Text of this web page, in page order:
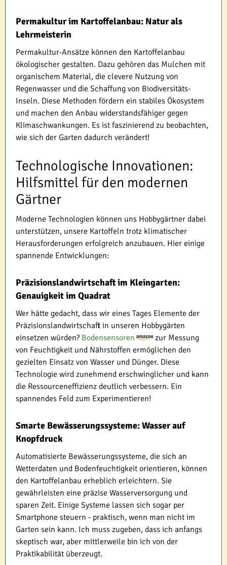
Permakultur im Kartoffelanbau: Natur als
Lehrmeisterin
Permakultur-Ansätze können den Kartoffelanbau
ökologischer gestalten. Dazu gehören das Mulchen mit
organischem Material, die clevere Nutzung von
Regenwasser und die Schaffung von Biodiversitäts-
Inseln. Diese Methoden fördern ein stabiles Ökosystem
und machen den Anbau widerstandsfähiger gegen
Klimaschwankungen. Es ist faszinierend zu beobachten,
wie sich der Garten dadurch verändert!
Technologische Innovationen:
Hilfsmittel für den modernen
Gärtner
Moderne Technologien können uns Hobbygärtner dabei
unterstützen, unsere Kartoffeln trotz klimatischer
Herausforderungen erfolgreich anzubauen. Hier einige
spannende Entwicklungen:
Präzisionslandwirtschaft im Kleingarten:
Genauigkeit im Quadrat
Wer hätte gedacht, dass wir eines Tages Elemente der
Präzisionslandwirtschaft in unseren Hobbygärten
einsetzen würden? Bodensensoren
zur Messung
von Feuchtigkeit und Nährstoffen ermöglichen den
gezielten Einsatz von Wasser und Dünger. Diese
Technologie wird zunehmend erschwinglicher und kann
die Ressourceneffizienz deutlich verbessern. Ein
spannendes Feld zum Experimentieren!
Smarte Bewässerungssysteme: Wasser auf
Knopfdruck
Automatisierte Bewässerungssysteme, die sich an
Wetterdaten und Bodenfeuchtigkeit orientieren, können
den Kartoffelanbau erheblich erleichtern. Sie
gewährleisten eine präzise Wasserversorgung und
sparen Zeit. Einige Systeme lassen sich sogar per
Smartphone steuern - praktisch, wenn man nicht im
Garten sein kann. Ich muss zugeben, dass ich anfangs
skeptisch war, aber mittlerweile bin ich von der
Praktikabilität überzeugt.